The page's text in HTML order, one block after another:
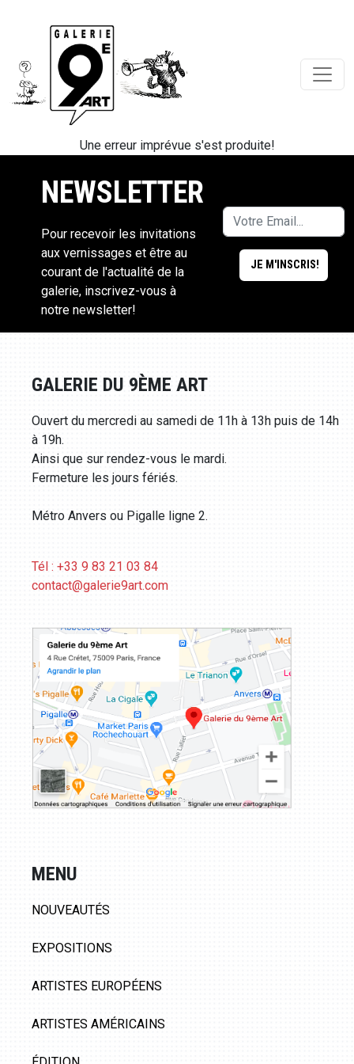
Une erreur imprévue s'est produite!
NEWSLETTER
Pour recevoir les invitations
aux vernissages et être au
courant de l'actualité de la
galerie, inscrivez-vous à
notre newsletter!
GALERIE DU 9ÈME ART
Ouvert du mercredi au samedi de 11h à 13h puis de 14h
à 19h.
Ainsi que sur rendez-vous le mardi.
Fermeture les jours fériés.
Métro Anvers ou Pigalle ligne 2.
Tél : +33 9 83 21 03 84
contact@galerie9art.com
MENU
NOUVEAUTÉS
EXPOSITIONS
ARTISTES EUROPÉENS
ARTISTES AMÉRICAINS